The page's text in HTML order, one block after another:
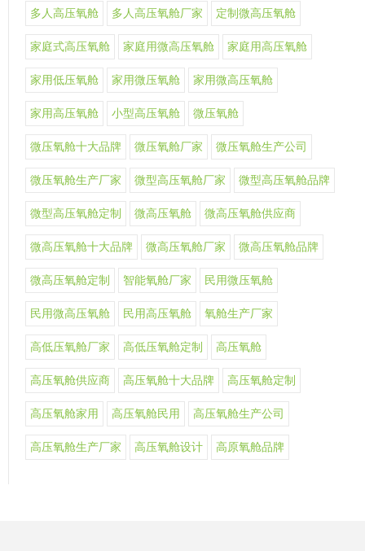
多人高压氧舱 多人高压氧舱厂家 定制微高压氧舱
家庭式高压氧舱 家庭用微高压氧舱 家庭用高压氧舱
家用低压氧舱 家用微压氧舱 家用微高压氧舱
家用高压氧舱 小型高压氧舱 微压氧舱
微压氧舱十大品牌 微压氧舱厂家 微压氧舱生产公司
微压氧舱生产厂家 微型高压氧舱厂家 微型高压氧舱品牌
微型高压氧舱定制 微高压氧舱 微高压氧舱供应商
微高压氧舱十大品牌 微高压氧舱厂家 微高压氧舱品牌
微高压氧舱定制 智能氧舱厂家 民用微压氧舱
民用微高压氧舱 民用高压氧舱 氧舱生产厂家
高低压氧舱厂家 高低压氧舱定制 高压氧舱
高压氧舱供应商 高压氧舱十大品牌 高压氧舱定制
高压氧舱家用 高压氧舱民用 高压氧舱生产公司
高压氧舱生产厂家 高压氧舱设计 高原氧舱品牌